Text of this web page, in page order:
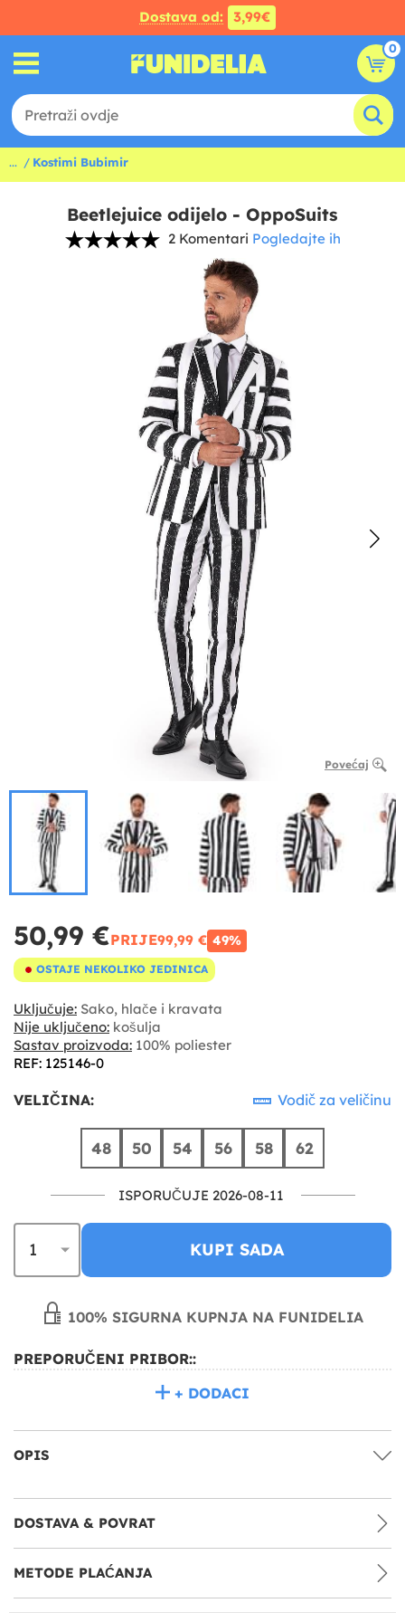
Dostava od: 3,99€
0
... Kostimi Bubimir
Beetlejuice odijelo - OppoSuits
2 Komentari Pogledajte ih
Povećaj
50,99 €PRIJE99,99 € 49%
OSTAJE NEKOLIKO JEDINICA
Uključuje: Sako, hlače i kravata
Nije uključeno: košulja
Sastav proizvoda: 100% poliester
REF: 125146-0
VELIČINA: Vodič za veličinu
48 50 54 56 58 62
ISPORUČUJE 2026-08-11
KUPI SADA
100% SIGURNA KUPNJA NA FUNIDELIA
PREPORUČENI PRIBOR::
+ DODACI
OPIS
DOSTAVA & POVRAT
METODE PLAĆANJA